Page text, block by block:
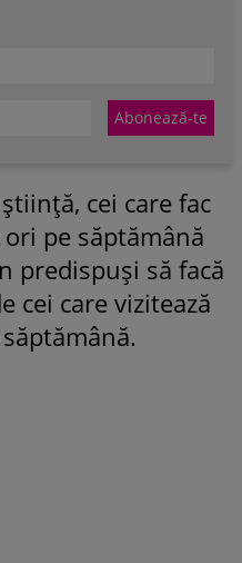
cei care fac
pe săptămână
predispuși să facă
cei care vizitează